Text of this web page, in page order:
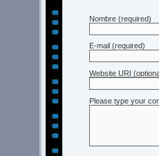
Nombre (required)
E-mail (required)
Website URI
Please type your